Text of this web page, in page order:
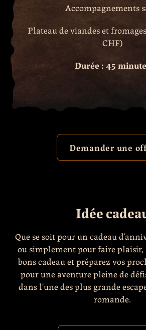
Accompagnements
Plateau de viandes et
CHF)
Durée : 45
Demander une
Idée
Que se soit pour un cadeau
ou simplement pour faire plaisir,
bons cadeau et préparez vos
pour une aventure pleine de
dans l’une des plus grande
romande.